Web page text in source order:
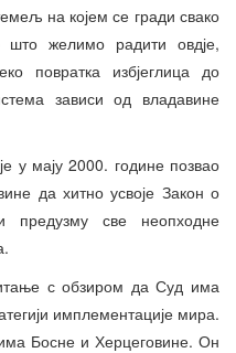
на којем се гради свако
што желимо радити овдје,
повратка избјеглица до
зависи од владавине
у мају 2000. године позвао
да хитно усвоје Закон о
све неопходне
с обзиром да Суд има
имплементације мира.
Босне и Херцеговине. Он